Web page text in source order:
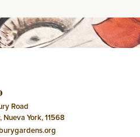
Evento
Road
York, 11568